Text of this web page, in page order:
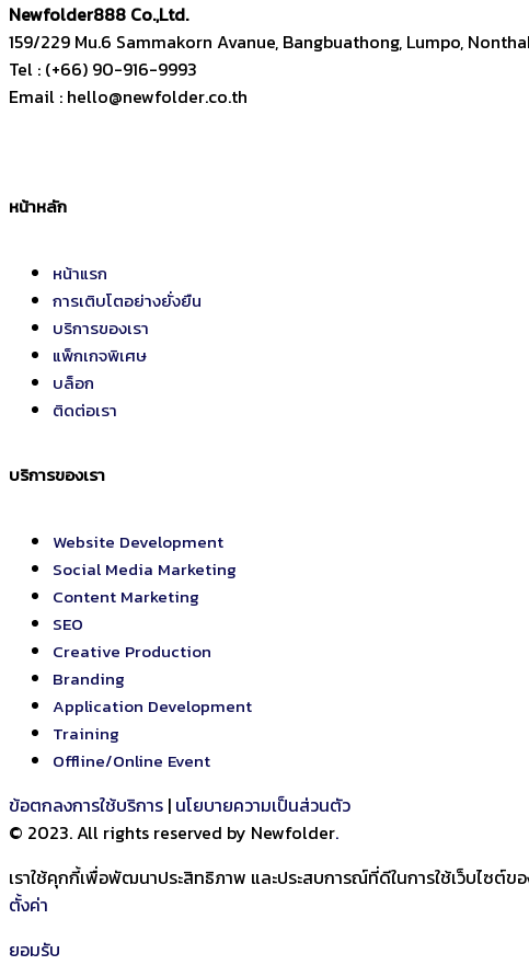
Newfolder888 Co.,Ltd.
159/229 Mu.6 Sammakorn Avanue, Bangbuathong, Lumpo,
Tel : (+66) 90-916-9993
Email : hello@newfolder.co.th
หน้าหลัก
หน้าแรก
การเติบโตอย่างยั่งยืน
บริการของเรา
แพ็กเกจพิเศษ
บล็อก
ติดต่อเรา
บริการของเรา
Website Development
Social Media Marketing
Content Marketing
SEO
Creative Production
Branding
Application Development
Training
Offline/Online Event
ข้อตกลงการใช้บริการ | นโยบายความเป็นส่วนตัว
© 2023. All rights reserved by Newfolder.
เราใช้คุกกี้เพื่อพัฒนาประสิทธิภาพ และประสบการณ์ที่ดีในการใช้เว็บไซต์
ตั้งค่า
ยอมรับ